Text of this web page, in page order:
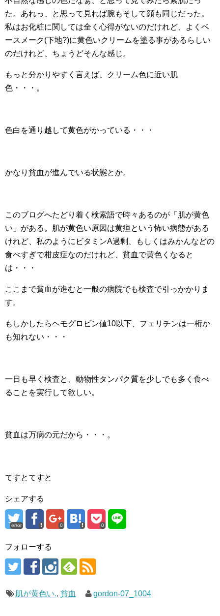
た。あれっ、と思って見れば腕もそして顔も同じだった。
私はお化粧に関しては全く心得がないのだけれど、よくベ
ースメーク(下地?)に黄色いクリームを塗る事があるらしい
のだけれど、ちょうどそんな感じ。
もっと分かりやすく言えば、クリーム色に近い肌
色・・・。
色白を通り越して黄色がかっている・・・
かなり貧血が進んでいる状態とか。
このブログへたどり着く検索語で時々あるのが「肌が黄色
い」がある。肌が黄色い原因は黄疸という怖い病態がある
けれど、私のようにビタミンA過剰、もしくはみかんなどの
食べすぎで柑皮症なのだけれど、貧血で黄色くなると
は・・・
ここまで貧血が進むと一般の病院でも検査で引っかかりま
す。
もしかしたらヘモグロビン値10以下、フェリチンは一桁か
も知れない・・・
一日も早く検査と、動物性タンパク質を少しでも多く食べ
ることを実行して欲しい。
貧血は万病の元だから・・・。
てすとてすと
シェアする
error 0 0
フォローする
肌が黄色い., 貧血 gordon-07_1004